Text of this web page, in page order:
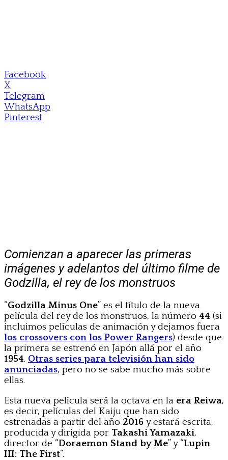
Facebook
X
Telegram
WhatsApp
Pinterest
Comienzan a aparecer las primeras
imágenes y adelantos del último filme de
Godzilla, el rey de los monstruos
“Godzilla Minus One” es el título de la nueva
película del rey de los monstruos, la número 44 (si
incluimos películas de animación y dejamos fuera
los crossovers con los Power Rangers) desde que
la primera se estrenó en Japón allá por el año
1954. Otras series para televisión han sido
anunciadas, pero no se sabe mucho más sobre
ellas.
Esta nueva película será la octava en la era Reiwa,
es decir, películas del Kaiju que han sido
estrenadas a partir del año 2016 y estará escrita,
producida y dirigida por Takashi Yamazaki,
director de “Doraemon Stand by Me” y “Lupin
III: The First“.